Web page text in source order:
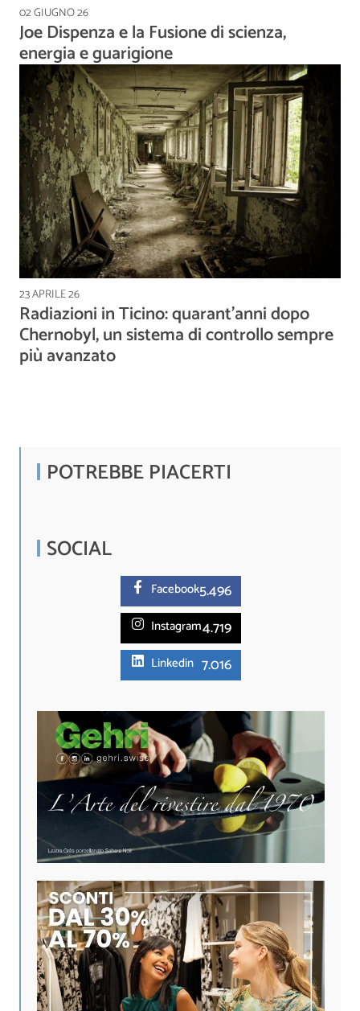
02 GIUGNO 26
Joe Dispenza e la Fusione di scienza,
energia e guarigione
23 APRILE 26
Radiazioni in Ticino: quarant’anni dopo
Chernobyl, un sistema di controllo sempre
più avanzato
POTREBBE PIACERTI
SOCIAL
Facebook5.496
Instagram4.719
Linkedin 7.016